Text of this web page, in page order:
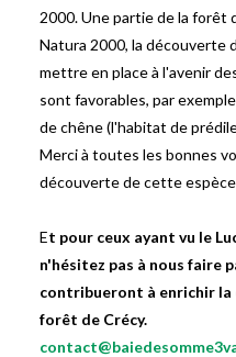
2000. Une partie de la forêt
Natura 2000, la découverte
mettre en place à l'avenir
sont favorables, par
de chêne (l'habitat de
Merci à toutes les bonnes
découverte de cette
Et pour ceux ayant vu le
n'hésitez pas à nous faire
contribueront à enrichir la
forêt de Crécy.